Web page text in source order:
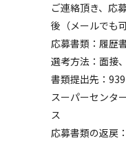
ご連絡頂き、応
後（メールでも
応募書類：履歴
選考方法：面接
書類提出先：
スーパーセンタ
ス
応募書類の返戻